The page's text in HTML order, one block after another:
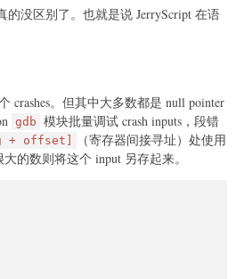
file))
corpus directory...")
if needed
的没区别了。也就是说 JerryScript 在语
crashes。但其中大多数都是 null pointer
gdb 模块批量调试 crash inputs，段错
+ offset]
（寄存器间接寻址）处使用
的数则将这个 input 另存起来。